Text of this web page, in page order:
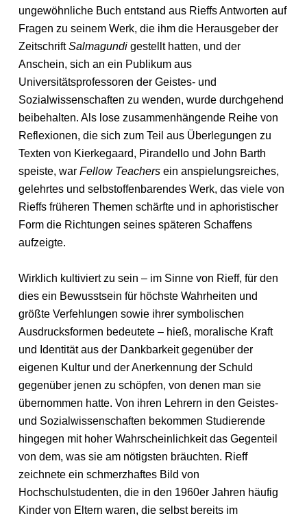
ungewöhnliche Buch entstand aus Rieffs Antworten auf
Fragen zu seinem Werk, die ihm die Herausgeber der
ZeitschriftSalmagundigestellt hatten, und der
Anschein, sich an ein Publikum aus
Universitätsprofessoren der Geistes- und
Sozialwissenschaften zu wenden, wurde durchgehend
beibehalten. Als lose zusammenhängende Reihe von
Reflexionen, die sich zum Teil aus Überlegungen zu
Texten von Kierkegaard, Pirandello und John Barth
speiste, war Fellow Teachersein anspielungsreiches,
gelehrtes und selbstoffenbarendes Werk, das viele von
Rieffs früheren Themen schärfte und in aphoristischer
Form die Richtungen seines späteren Schaffens
aufzeigte.
Wirklich kultiviert zu sein – im Sinne von Rieff, für den
dies ein Bewusstsein für höchste Wahrheiten und
größte Verfehlungen sowie ihrer symbolischen
Ausdrucksformen bedeutete – hieß, moralische Kraft
und Identität aus der Dankbarkeit gegenüber der
eigenen Kultur und der Anerkennung der Schuld
gegenüber jenen zu schöpfen, von denen man sie
übernommen hatte. Von ihren Lehrern in den Geistes-
und Sozialwissenschaften bekommen Studierende
hingegen mit hoher Wahrscheinlichkeit das Gegenteil
von dem, was sie am nötigsten bräuchten. Rieff
zeichnete ein schmerzhaftes Bild von
Hochschulstudenten, die in den 1960er Jahren häufig
Kinder von Eltern waren, die selbst bereits im